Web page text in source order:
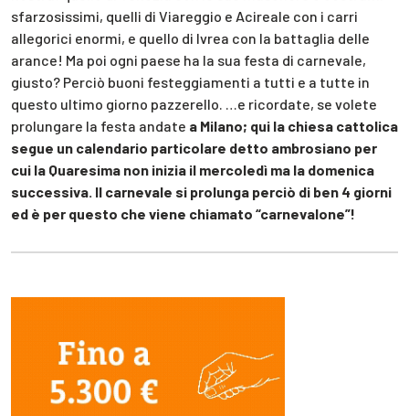
sfarzosissimi, quelli di Viareggio e Acireale con i carri
allegorici enormi, e quello di Ivrea con la battaglia delle
arance! Ma poi ogni paese ha la sua festa di carnevale,
giusto? Perciò buoni festeggiamenti a tutti e a tutte in
questo ultimo giorno pazzerello. …e ricordate, se volete
prolungare la festa andate a Milano; qui la chiesa cattolica
segue un calendario particolare detto ambrosiano per
cui la Quaresima non inizia il mercoledì ma la domenica
successiva. Il carnevale si prolunga perciò di ben 4 giorni
ed è per questo che viene chiamato “carnevalone”!